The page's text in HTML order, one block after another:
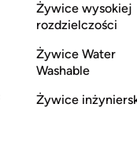
Żywice wysokiej
rozdzielczości
Żywice Water
Washable
Żywice